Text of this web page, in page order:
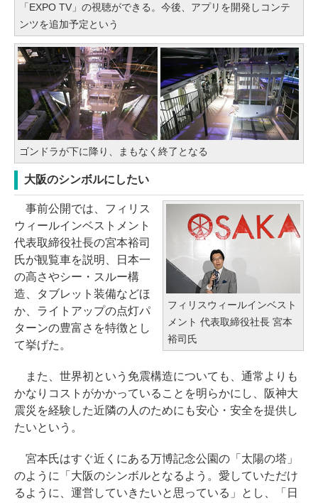
「EXPO TV」の視聴ができる。今後、アプリを開発しコンテ
ンツを追加予定という
ゴンドラが下に降り、まもなく終了となる
大阪のシンボルにしたい
フィリスウィールインベスト
メント 代表取締役社長 宮本
裕司氏
事前公開では、フィリス
ウィールインベストメント
代表取締役社長の宮本裕司
氏が観覧車を説明、日本一
の高さやシー・スルー構
造、タブレット装備などほ
か、ライトアップの点灯パ
ターンの豊富さを特徴とし
て挙げた。
また、世界初という免震構造についても、通常よりも
かなりコストがかかっていることを明らかにし、阪神大
震災を経験した近隣の人のためにも安心・安全を提供し
たいという。
宮本氏はすぐ近くにある万博記念公園の「太陽の塔」
のように「大阪のシンボルとなるよう。愛していただけ
るように、運営していきたいと思っている」とし、「日